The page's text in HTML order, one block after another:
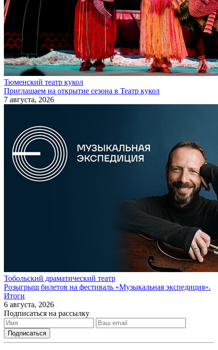
Тюменский театр кукол
Приглашаем на открытие сезона в Театр кукол
7 августа, 2026
Тобольский драматический театр
Розыгрыш билетов на фестиваль «Музыкальная экспедиция».
Итоги
6 августа, 2026
Подписаться на рассылку